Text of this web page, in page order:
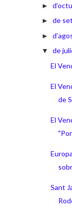
►
► de
►
▼ de
El
El
de
El
Sant